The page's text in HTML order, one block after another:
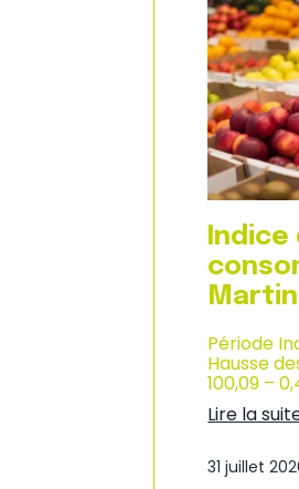
Période
Hausse
100,09 –
Lire la
31 juillet